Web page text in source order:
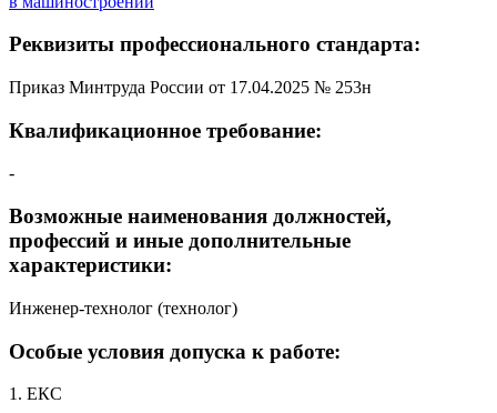
Реквизиты профессионального стандарта:
Приказ Минтруда России от 17.04.2025 № 253н
Квалификационное требование:
-
Возможные наименования должностей,
профессий и иные дополнительные
характеристики:
Инженер-технолог (технолог)
Особые условия допуска к работе:
1. ЕКС